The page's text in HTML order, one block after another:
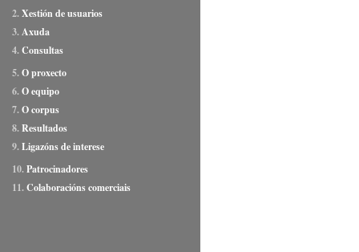
2. Xestión de usuarios
3. Axuda
4. Consultas
5. O proxecto
6. O equipo
7. O corpus
8. Resultados
9. Ligazóns de interese
10. Patrocinadores
11. Colaboracións comerciais